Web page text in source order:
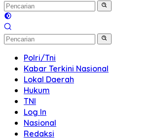
Polri/Tni
Kabar Terkini Nasional
Lokal Daerah
Hukum
TNI
Log In
Nasional
Redaksi